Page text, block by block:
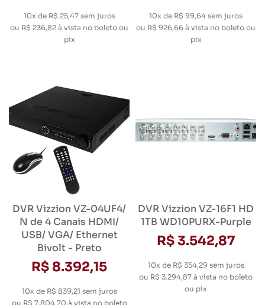
10x de R$ 25,47 sem juros
ou R$ 236,82 à vista no boleto ou
pix
10x de R$ 99,64 sem juros
ou R$ 926,66 à vista no boleto ou
pix
DVR Vizzion VZ-04UF4/
N de 4 Canais HDMI/
USB/ VGA/ Ethernet
Bivolt - Preto
R$ 8.392,15
10x de R$ 839,21 sem juros
ou R$ 7.804,70 à vista no boleto
DVR Vizzion VZ-16F1 HD
1TB WD10PURX-Purple
R$ 3.542,87
10x de R$ 354,29 sem juros
ou R$ 3.294,87 à vista no boleto
ou pix